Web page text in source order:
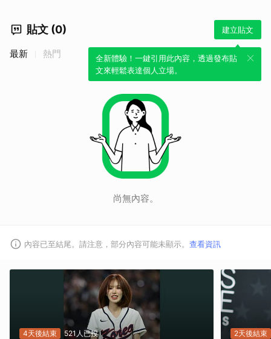
貼文 (0) 建立貼文
全新體驗！一鍵引用此內容，透過發布貼
文來輕鬆表達個人立場。
最新 熱門
尚無內容。
內容已至結尾。請注意，部分內容可能未顯示。 查看資訊
4天後結束 521人已投 2天後結束
取消